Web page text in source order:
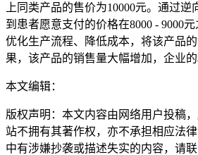
上同类产品的售价为10000元。通过
到患者愿意支付的价格在8000 - 9000
优化生产流程、降低成本，将该产品
果，该产品的销售量大幅增加，企业的
本文编辑：
版权声明：本文内容由网络用户投稿
站不拥有其著作权，亦不承担相应法
中有涉嫌抄袭或描述失实的内容，请联